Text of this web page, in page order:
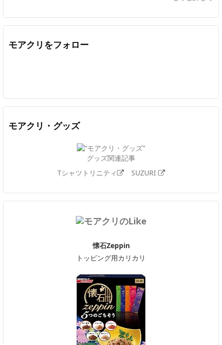
モアクリをフォロー
モアクリ・グッズ
グッズ関連記事
Tシャツトリニティ
SUZURI
懐石Zeppin
トッピング用カリカリ